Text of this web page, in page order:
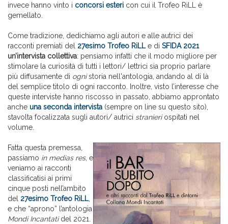
invece hanno vinto i concorsi esteri con cui il Trofeo RiLL è
gemellato.
Come tradizione, dedichiamo agli autori e alle autrici dei
racconti premiati del 27esimo Trofeo RiLLe di SFIDA 2021
un’intervista collettiva: pensiamo infatti che il modo migliore per
stimolare la curiosità di tutti i lettori/ lettrici sia proprio parlare
più diffusamente di ognistoria nell'antologia, andando al di là
del semplice titolo di ogni racconto. Inoltre, visto l’interesse che
queste interviste hanno riscosso in passato, abbiamo approntato
anche una seconda intervista (sempre on line su questo sito),
stavolta focalizzata sugli autori/ autrici stranieriospitati nel
volume.
Fatta questa premessa,
passiamo in medias res, e
veniamo ai racconti
classificatisi ai primi
cinque posti nell’ambito
del 27esimo Trofeo RiLL,
e che “aprono” l’antologia
Mondi Incantatidel 2021.